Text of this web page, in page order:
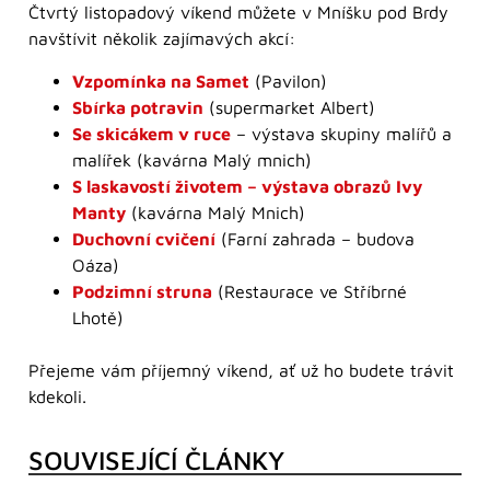
Čtvrtý listopadový víkend můžete v Mníšku pod Brdy
navštívit několik zajímavých akcí:
Vzpomínka na Samet (Pavilon)
Sbírka potravin (supermarket Albert)
Se skicákem v ruce – výstava skupiny malířů a
malířek (kavárna Malý mnich)
S laskavostí životem – výstava obrazů Ivy
Manty (kavárna Malý Mnich)
Duchovní cvičení (Farní zahrada – budova
Oáza)
Podzimní struna (Restaurace ve Stříbrné
Lhotě)
Přejeme vám příjemný víkend, ať už ho budete trávit
kdekoli.
SOUVISEJÍCÍ ČLÁNKY